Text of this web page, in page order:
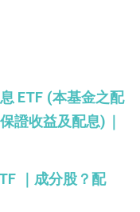
ETF (本基金之配
證收益及配息)｜
｜成分股？配